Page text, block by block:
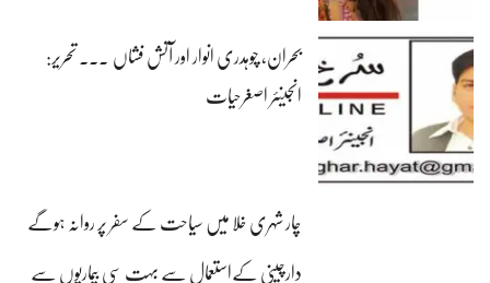
بحران، چوہدری انوار اور آتش فشاں ۔۔۔ تحریر:
انجینئر اصغرحیات
چار شہری خلا میں سیاحت کے سفر پر روانہ ہوگے
دارچینی کےاستعمال سے بہت سی بیماریوں سے